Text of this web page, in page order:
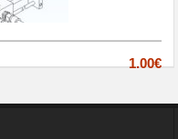
1.00€